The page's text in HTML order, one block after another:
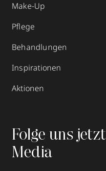
Make-Up
Pflege
Behandlungen
Inspirationen
Aktionen
Folge uns
Media